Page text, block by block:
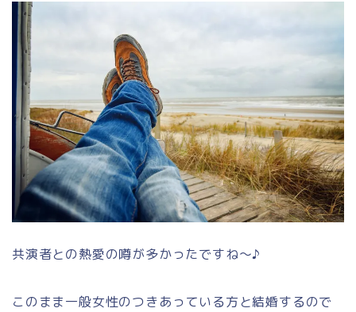
共演者との熱愛の噂が多かったですね～♪
このまま一般女性のつきあっている方と結婚するので